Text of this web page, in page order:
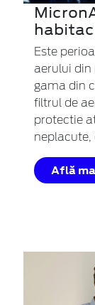
Este
aerului din
gama din
filtrul de
protectie
neplacute,
Află